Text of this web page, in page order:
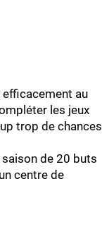
efficacement au
les jeux
trop de chances
de 20 buts
centre de